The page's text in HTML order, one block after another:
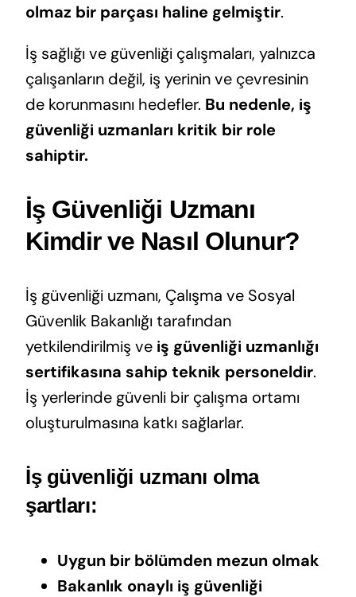
olmaz bir parçası haline gelmiştir.
İş sağlığı ve güvenliği çalışmaları, yalnızca
çalışanların değil, iş yerinin ve çevresinin
de korunmasını hedefler. Bu nedenle, iş
güvenliği uzmanları kritik bir role
sahiptir.
İş Güvenliği Uzmanı
Kimdir ve Nasıl Olunur?
İş güvenliği uzmanı, Çalışma ve Sosyal
Güvenlik Bakanlığı tarafından
yetkilendirilmiş ve iş güvenliği uzmanlığı
sertifikasına sahip teknik personeldir.
İş yerlerinde güvenli bir çalışma ortamı
oluşturulmasına katkı sağlarlar.
İş güvenliği uzmanı olma
şartları:
Uygun bir bölümden mezun olmak
Bakanlık onaylı iş güvenliği